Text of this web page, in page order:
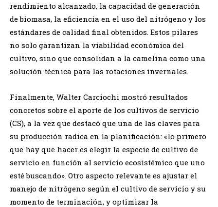
rendimiento alcanzado, la capacidad de generación
de biomasa, la eficiencia en el uso del nitrógeno y los
estándares de calidad final obtenidos. Estos pilares
no solo garantizan la viabilidad económica del
cultivo, sino que consolidan a la camelina como una
solución técnica para las rotaciones invernales.
Finalmente, Walter Carciochi mostró resultados
concretos sobre el aporte de los cultivos de servicio
(CS), a la vez que destacó que una de las claves para
su producción radica en la planificación: «lo primero
que hay que hacer es elegir la especie de cultivo de
servicio en función al servicio ecosistémico que uno
esté buscando». Otro aspecto relevante es ajustar el
manejo de nitrógeno según el cultivo de servicio y su
momento de terminación, y optimizar la